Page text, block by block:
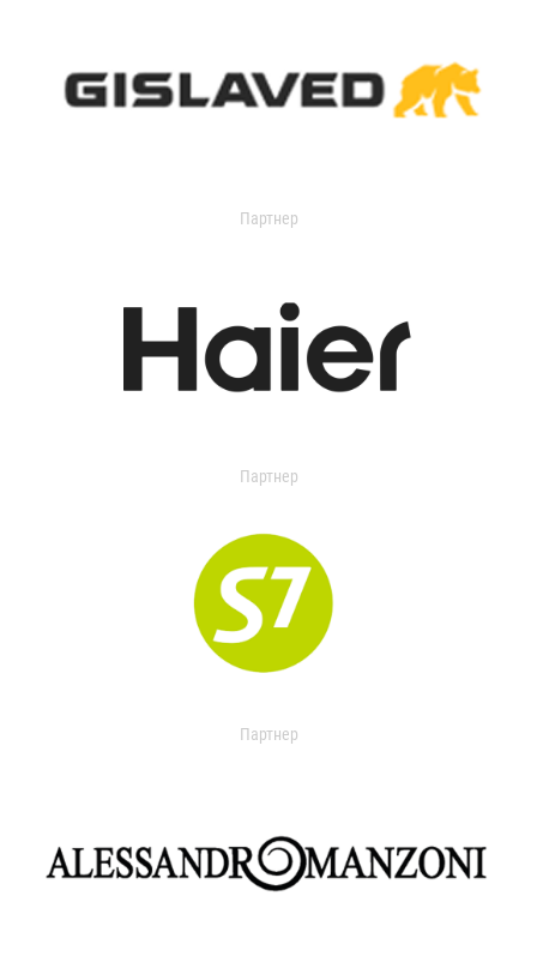
Партнер
Партнер
Партнер